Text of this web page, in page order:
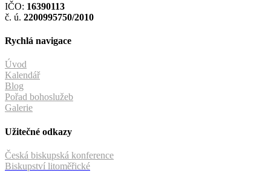
IČO: 16390113
č. ú. 2200995750/2010
Rychlá navigace
Úvod
Kalendář
Blog
Pořad bohoslužeb
Galerie
Užitečné odkazy
Česká biskupská konference
Biskupství litoměřické